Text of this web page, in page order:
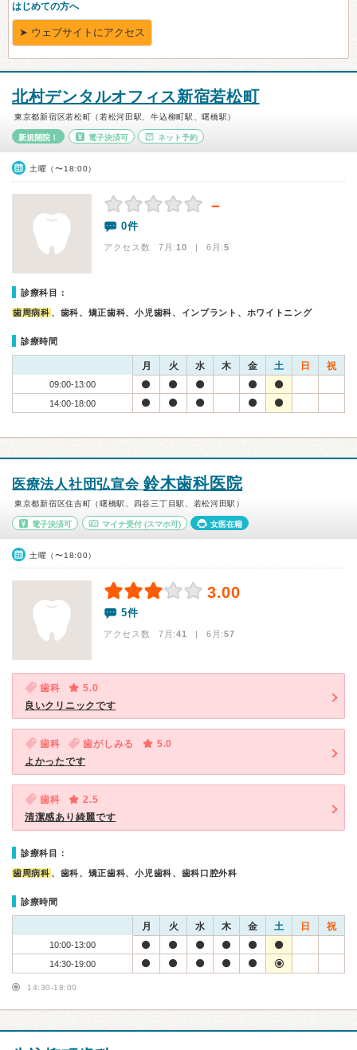
北村デンタルオフィス新宿若松町
東京都新宿区若松町（若松河田駅、牛込柳町駅、曙橋駅）
新規開院！ 電子決済可 ネット予約
土曜（〜18:00）
－
0件
アクセス数 7月:10 | 6月:5
診療科目：
歯周病科 、歯科、矯正歯科、小児歯科、インプラント、ホワイトニング
診療時間
月 火 水 木 金 土 日 祝
09:00-13:00
14:00-18:00
医療法人社団弘宣会 鈴木歯科医院
東京都新宿区住吉町（曙橋駅、四谷三丁目駅、若松河田駅）
電子決済可 マイナ受付(スマホ可) 女医在籍
土曜（〜18:00）
3.00
5件
アクセス数 7月:41 | 6月:57
歯科
5.0
良いクリニックです
歯科 歯がしみる
5.0
よかったです
歯科
2.5
清潔感あり綺麗です
診療科目：
歯周病科 、歯科、矯正歯科、小児歯科、歯科口腔外科
診療時間
月 火 水 木 金 土 日 祝
10:00-13:00
14:30-19:00
14:30-18:00